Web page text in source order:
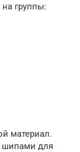
группы:
материал.
шипами для